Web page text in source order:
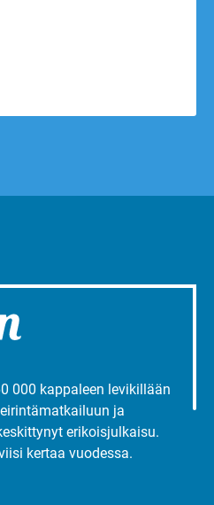
000 kappaleen levikillään
ja
erikoisjulkaisu.
kertaa vuodessa.